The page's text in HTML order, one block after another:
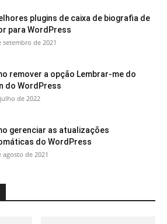
plugins de caixa de biografia de
para WordPress
setembro de 2021
remover a opção Lembrar-me do
do WordPress
de 2022
gerenciar as atualizações
do WordPress
agosto de 2021